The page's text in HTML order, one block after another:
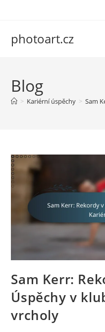
photoart.cz
Blog
> Kariérní úspěchy > Sam
Sam Kerr:
Úspěchy v
vrcholy